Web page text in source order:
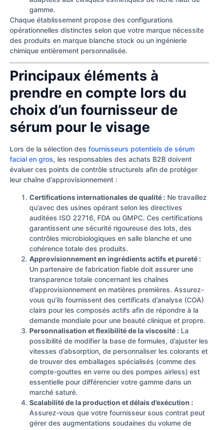
gamme.
Chaque établissement propose des configurations
opérationnelles distinctes selon que votre marque nécessite
des produits en marque blanche stock ou un ingénierie
chimique entièrement personnalisée.
Principaux éléments à
prendre en compte lors du
choix d’un fournisseur de
sérum pour le visage
Lors de la sélection des fournisseurs potentiels de sérum
facial en gros, les responsables des achats B2B doivent
évaluer ces points de contrôle structurels afin de protéger
leur chaîne d’approvisionnement :
Certifications internationales de qualité : Ne travaillez
qu’avec des usines opérant selon les directives
auditées ISO 22716, FDA ou GMPC. Ces certifications
garantissent une sécurité rigoureuse des lots, des
contrôles microbiologiques en salle blanche et une
cohérence totale des produits.
Approvisionnement en ingrédients actifs et pureté :
Un partenaire de fabrication fiable doit assurer une
transparence totale concernant les chaînes
d’approvisionnement en matières premières. Assurez-
vous qu’ils fournissent des certificats d’analyse (COA)
clairs pour les composés actifs afin de répondre à la
demande mondiale pour une beauté clinique et propre.
Personnalisation et flexibilité de la viscosité : La
possibilité de modifier la base de formules, d’ajuster les
vitesses d’absorption, de personnaliser les colorants et
de trouver des emballages spécialisés (comme des
compte-gouttes en verre ou des pompes airless) est
essentielle pour différencier votre gamme dans un
marché saturé.
Scalabilité de la production et délais d’exécution :
Assurez-vous que votre fournisseur sous contrat peut
gérer des augmentations soudaines du volume de